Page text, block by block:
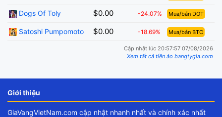
Dogs Of Toly $0.00 -24.07% Mua/bán DOT
Satoshi Pumpomoto $0.00 -18.69% Mua/bán BTC
Cập nhật lúc 20:57:57 07/08/2026
Xem tất cả tiền ảo bangtygia.com
Giới thiệu
GiaVangVietNam.com cập nhật nhanh nhất và chính xác nhất